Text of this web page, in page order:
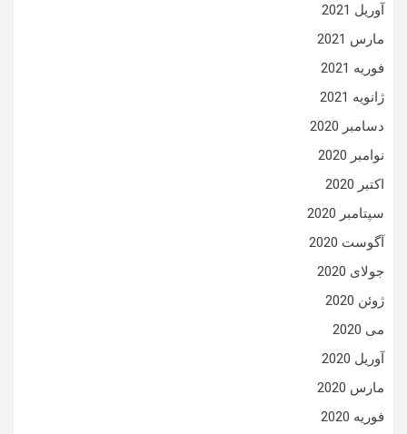
آوریل 2021
مارس 2021
فوریه 2021
ژانویه 2021
دسامبر 2020
نوامبر 2020
اکتبر 2020
سپتامبر 2020
آگوست 2020
جولای 2020
ژوئن 2020
می 2020
آوریل 2020
مارس 2020
فوریه 2020